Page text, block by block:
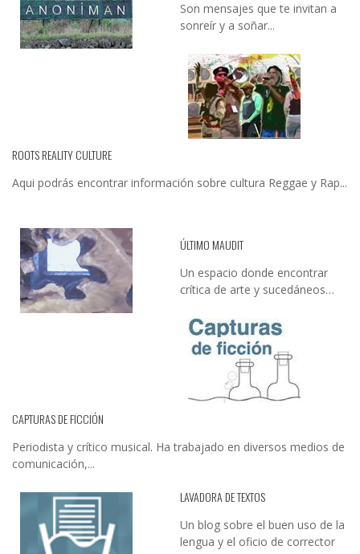
Son mensajes que te invitan a
sonreír y a soñar...
ROOTS REALITY CULTURE
Aqui podrás encontrar información sobre cultura Reggae y Rap...
ÚLTIMO MAUDIT
Un espacio donde encontrar
crítica de arte y sucedáneos…
CAPTURAS DE FICCIÓN
Periodista y crítico musical. Ha trabajado en diversos medios de
comunicación,...
LAVADORA DE TEXTOS
Un blog sobre el buen uso de la
lengua y el oficio de corrector